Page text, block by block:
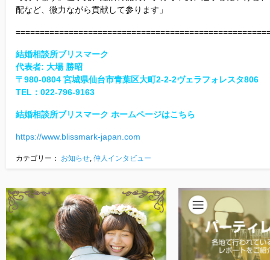
配など、微力ながら貢献して参ります」
結婚相談所ブリスマーク
代表者: 大場 勝昭
〒980-0804 宮城県仙台市青葉区大町2-2-2ヴェラフォレスタ806
TEL：022-796-9163
結婚相談所ブリスマーク ホームページはこちら
https://www.blissmark-japan.com
カテゴリー： お知らせ, 仲人インタビュー